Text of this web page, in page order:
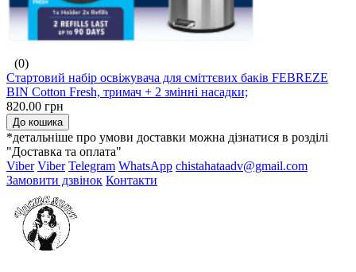
(0)
Стартовий набір освіжувача для сміттєвих баків FEBREZE
BIN Cotton Fresh, тримач + 2 змінні насадки;
820.00 грн
До кошика
*детальніше про умови доставки можна дізнатися в розділі
"Доставка та оплата"
Viber Viber Telegram WhatsApp chistahataadv@gmail.com
Замовити дзвінок Контакти